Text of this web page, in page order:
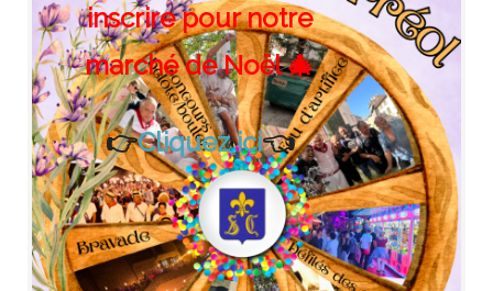
inscrire pour notre
marché de Noël 🎄
👉Cliquez ici👈